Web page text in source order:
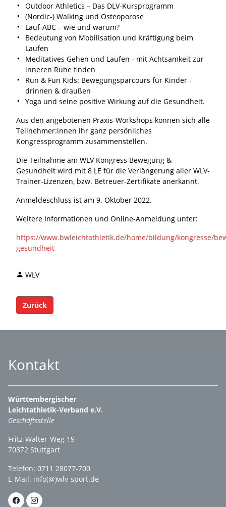
Outdoor Athletics – Das DLV-Kursprogramm
(Nordic-) Walking und Osteoporose
Lauf-ABC – wie und warum?
Bedeutung von Mobilisation und Kräftigung beim
Laufen
Meditatives Gehen und Laufen - mit Achtsamkeit zur
inneren Ruhe finden
Run & Fun Kids: Bewegungsparcours für Kinder -
drinnen & draußen
Yoga und seine positive Wirkung auf die Gesundheit.
Aus den angebotenen Praxis-Workshops können sich alle
Teilnehmer:innen ihr ganz persönliches
Kongressprogramm zusammenstellen.
Die Teilnahme am WLV Kongress Bewegung &
Gesundheit wird mit 8 LE für die Verlängerung aller WLV-
Trainer-Lizenzen, bzw. Betreuer-Zertifikate anerkannt.
Anmeldeschluss ist am 9. Oktober 2022.
Weitere Informationen und Online-Anmeldung unter:
https://www.bwleichtathletik.de/home/bildung/kongresse/
gesundheit
WLV
Zurück
Kontakt
Württembergischer
Leichtathletik-Verband e.V.
Geschäftsstelle
Fritz-Walter-Weg 19
70372 Stuttgart
Telefon: 0711 28077-700
E-Mail: info(@)wlv-sport.de